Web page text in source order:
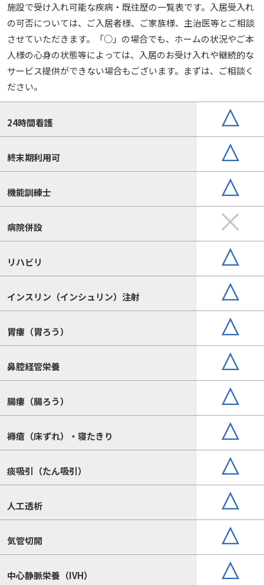
施設で受け入れ可能な疾病・既往歴の一覧表です。入居受入れ
の可否については、ご入居者様、ご家族様、主治医等とご相談
させていただきます。「○」の場合でも、ホームの状況やご本
人様の心身の状態等によっては、入居のお受け入れや継続的な
サービス提供ができない場合もございます。まずは、ご相談く
ださい。
24時間看護
終末期利用可
機能訓練士
病院併設
リハビリ
インスリン（インシュリン）注射
胃瘻（胃ろう）
鼻腔経管栄養
腸瘻（腸ろう）
褥瘡（床ずれ）・寝たきり
痰吸引（たん吸引）
人工透析
気管切開
中心静脈栄養（IVH）